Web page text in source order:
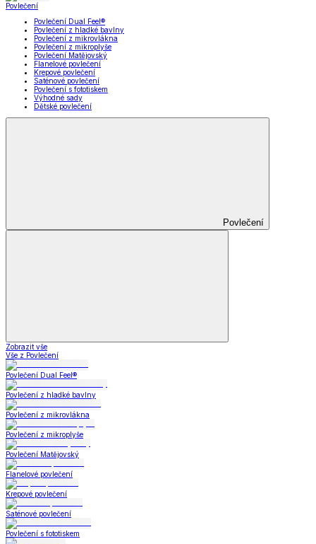
Povlečení
Povlečení Dual Feel®
Povlečení z hladké bavlny
Povlečení z mikrovlákna
Povlečení z mikroplyše
Povlečení Matějovský
Flanelové povlečení
Krepové povlečení
Saténové povlečení
Povlečení s fototiskem
Výhodné sady
Dětské povlečení
Povlečení
Zobrazit vše
Vše z Povlečení
Povlečení Dual Feel®
Povlečení z hladké bavlny
Povlečení z mikrovlákna
Povlečení z mikroplyše
Povlečení Matějovský
Flanelové povlečení
Krepové povlečení
Saténové povlečení
Povlečení s fototiskem